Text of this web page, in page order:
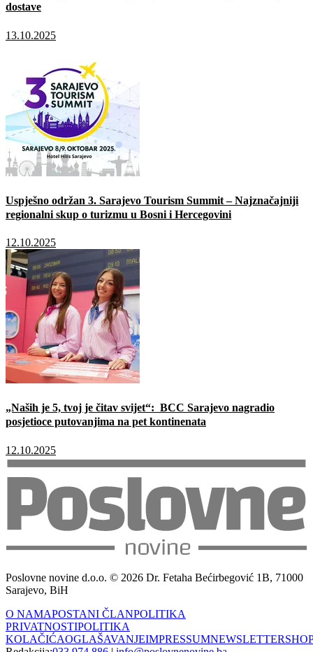
dostave
13.10.2025
Uspješno održan 3. Sarajevo Tourism Summit – Najznačajniji
regionalni skup o turizmu u Bosni i Hercegovini
12.10.2025
„Naših je 5, tvoj je čitav svijet“: BCC Sarajevo nagradio
posjetioce putovanjima na pet kontinenata
12.10.2025
Poslovne novine d.o.o. © 2026 Dr. Fetaha Bećirbegović 1B, 71000
Sarajevo, BiH
O NAMAPOSTANI ČLANPOLITIKA
PRIVATNOSTIPOLITIKA
KOLAČIĆAOGLAŠAVANJEIMPRESSUMNEWSLETTER